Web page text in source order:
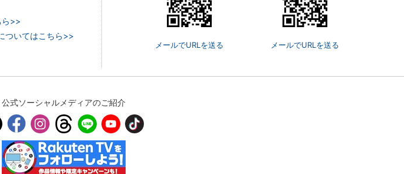
ら>>
ついてはこちら>>
メールでURLを送る
メールでURLを送る
公式ソーシャルメディアのご紹介